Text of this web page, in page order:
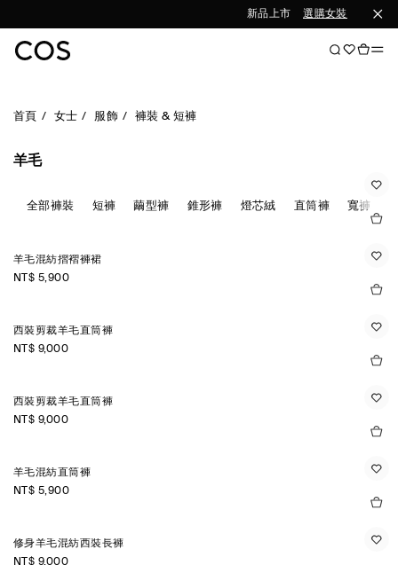
新品上市 選購女裝 選購男裝
首頁 女士 服飾 褲裝 & 短褲
羊毛
全部褲裝 短褲 繭型褲 錐形褲 燈芯絨 直筒褲 寬褲
羊毛混紡摺褶褲裙
NT$ 5,900
西裝剪裁羊毛直筒褲
NT$ 9,000
西裝剪裁羊毛直筒褲
NT$ 9,000
羊毛混紡直筒褲
NT$ 5,900
修身羊毛混紡西裝長褲
NT$ 9,000